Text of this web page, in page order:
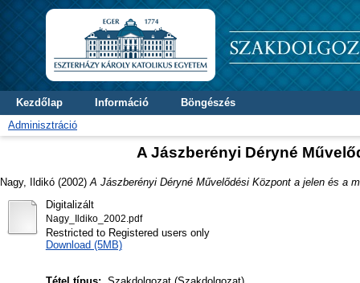
Kezdőlap Információ
Böngészés
Adminisztráció
A Jászberényi Déryné
Nagy, Ildikó (2002) A Jászberényi Déryné Művelődési Központ a jelen és a
Digitalizált
Nagy_Ildiko_2002.pdf
Restricted to Registered users only
Download (5MB)